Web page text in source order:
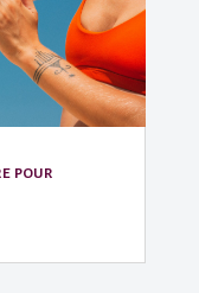
pour